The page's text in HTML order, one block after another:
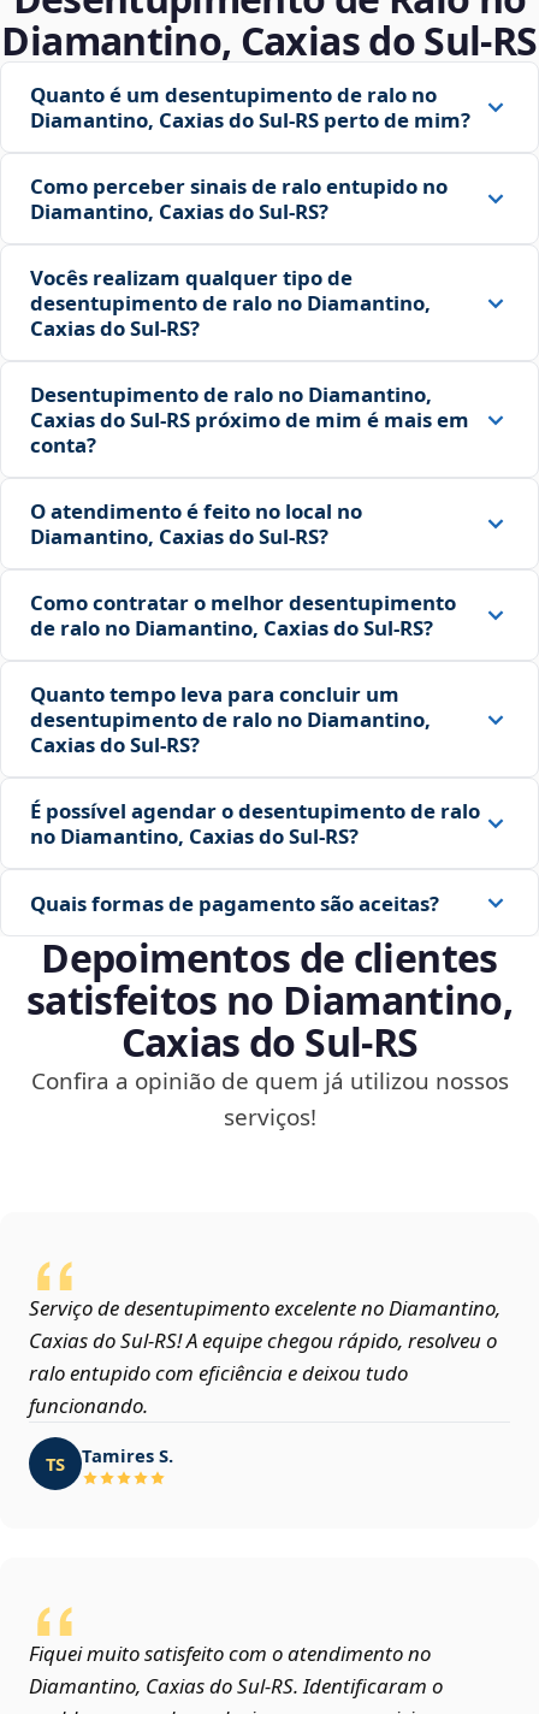
Diamantino, Caxias do Sul‑RS
Quanto é um desentupimento de ralo no
Diamantino, Caxias do Sul‑RS perto de mim?
Como perceber sinais de ralo entupido no
Diamantino, Caxias do Sul‑RS?
Vocês realizam qualquer tipo de
desentupimento de ralo no Diamantino,
Caxias do Sul‑RS?
Desentupimento de ralo no Diamantino,
Caxias do Sul‑RS próximo de mim é mais em
conta?
O atendimento é feito no local no
Diamantino, Caxias do Sul‑RS?
Como contratar o melhor desentupimento
de ralo no Diamantino, Caxias do Sul‑RS?
Quanto tempo leva para concluir um
desentupimento de ralo no Diamantino,
Caxias do Sul‑RS?
É possível agendar o desentupimento de ralo
no Diamantino, Caxias do Sul‑RS?
Quais formas de pagamento são aceitas?
Depoimentos de clientes
satisfeitos no Diamantino,
Caxias do Sul‑RS
Confira a opinião de quem já utilizou nossos
serviços!
Serviço de desentupimento excelente no Diamantino,
Caxias do Sul‑RS! A equipe chegou rápido, resolveu o
ralo entupido com eficiência e deixou tudo
funcionando.
TS Tamires S.
Fiquei muito satisfeito com o atendimento no
Diamantino, Caxias do Sul‑RS. Identificaram o